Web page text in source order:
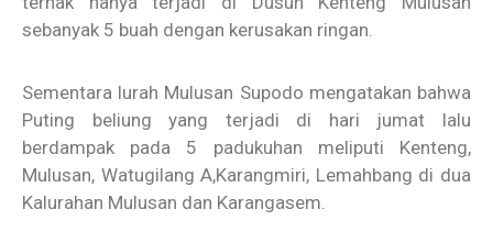
sebanyak 5 buah dengan kerusakan ringan.
Sementara lurah Mulusan Supodo mengatakan bahwa
Puting beliung yang terjadi di hari jumat lalu
berdampak pada 5 padukuhan meliputi Kenteng,
Mulusan, Watugilang A,Karangmiri, Lemahbang di dua
Kalurahan Mulusan dan Karangasem.